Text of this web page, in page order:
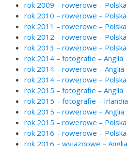
rok 2009 – rowerowe – Polska
rok 2010 – rowerowe – Polska
rok 2011 – rowerowe – Polska
rok 2012 – rowerowe – Polska
rok 2013 – rowerowe – Polska
rok 2014 – fotografie – Anglia
rok 2014 – rowerowe – Anglia
rok 2014 – rowerowe – Polska
rok 2015 – fotografie – Anglia
rok 2015 – fotografie – Irlandia
rok 2015 – rowerowe – Anglia
rok 2015 – rowerowe – Polska
rok 2016 – rowerowe – Polska
rok 2016 – wyjazdowe – Anglia